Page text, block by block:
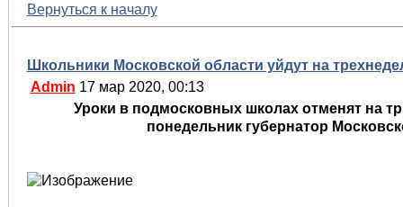
Вернуться к началу
Школьники Московской области уйдут на
Admin 17 мар 2020, 00:13
Уроки в подмосковных школах отменят на
понедельник губернатор